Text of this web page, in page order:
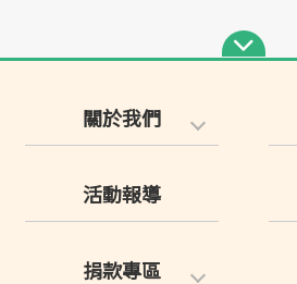
關於我們
活動報導
捐款專區